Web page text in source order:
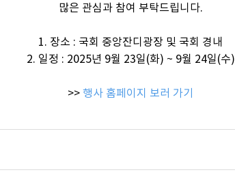
많은 관심과 참여 부탁드립니다.
1. 장소 : 국회 중앙잔디광장 및 국회 경내
2. 일정 : 2025년 9월 23일(화) ~ 9월 24일(수)
>> 행사 홈페이지 보러 가기